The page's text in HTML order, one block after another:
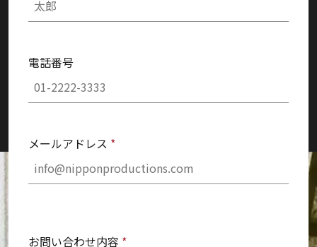
電話番号
メールアドレス *
お問い合わせ内容 *